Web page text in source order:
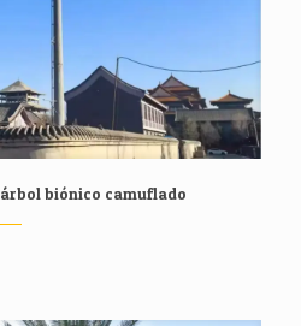
biónico camuflado